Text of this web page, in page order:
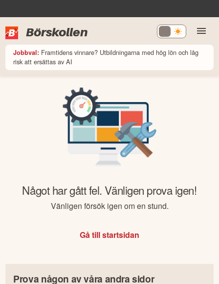
Börskollen
Jobbval: Framtidens vinnare? Utbildningarna med hög lön och låg
risk att ersättas av AI
Något har gått fel. Vänligen prova igen!
Vänligen försök igen om en stund.
Gå till startsidan
Prova någon av våra andra sidor